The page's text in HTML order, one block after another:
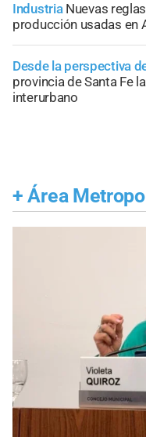
Industria Nuevas
producción usadas en
Desde la perspectiva
provincia de Santa Fe
interurbano
+ Área